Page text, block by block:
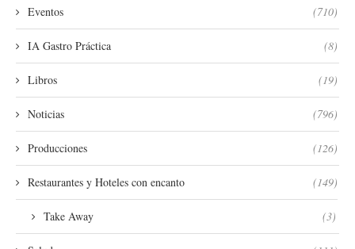
Eventos (710)
IA Gastro Práctica (8)
Libros (19)
Noticias (796)
Producciones (126)
Restaurantes y Hoteles con encanto (149)
Take Away (3)